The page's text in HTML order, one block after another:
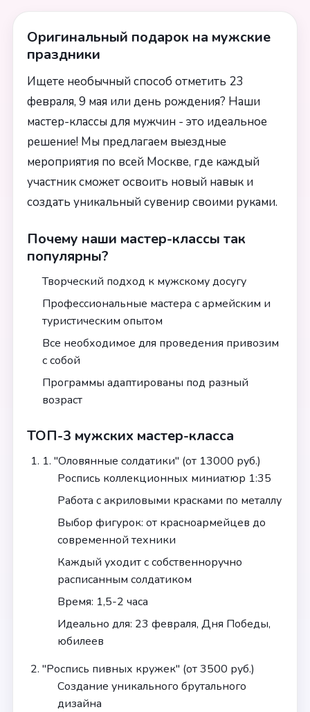
Оригинальный подарок на мужские
праздники
Ищете необычный способ отметить 23
февраля, 9 мая или день рождения? Наши
мастер-классы для мужчин - это идеальное
решение! Мы предлагаем выездные
мероприятия по всей Москве, где каждый
участник сможет освоить новый навык и
создать уникальный сувенир своими руками.
Почему наши мастер-классы так
популярны?
Творческий подход к мужскому досугу
Профессиональные мастера с армейским и
туристическим опытом
Все необходимое для проведения привозим
с собой
Программы адаптированы под разный
возраст
ТОП-3 мужских мастер-класса
1. "Оловянные солдатики" (от 13000 руб.)
Роспись коллекционных миниатюр 1:35
Работа с акриловыми красками по металлу
Выбор фигурок: от красноармейцев до
современной техники
Каждый уходит с собственноручно
расписанным солдатиком
Время: 1,5-2 часа
Идеально для: 23 февраля, Дня Победы,
юбилеев
"Роспись пивных кружек" (от 3500 руб.)
Создание уникального брутального
дизайна